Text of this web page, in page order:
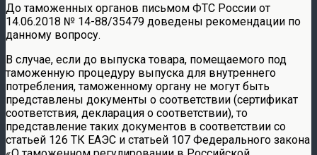
До таможенных органов письмом ФТС России от
14.06.2018 № 14-88/35479 доведены рекомендации по
данному вопросу.
В случае, если до выпуска товара, помещаемого под
таможенную процедуру выпуска для внутреннего
потребления, таможенному органу не могут быть
представлены документы о соответствии (сертификат
соответствия, декларация о соответствии), то
представление таких документов в соответствии со
статьей 126 ТК ЕАЭС и статьей 107 Федерального закона